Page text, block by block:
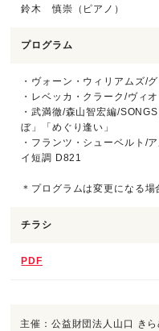
鈴木 慎崇（ピアノ）
プログラム
・ヴォーン・ウィリアムズ/
・レベッカ・クラーク/ヴィ
・武満徹/森山智宏編/
ぼ」「めぐり逢い」
・フランツ・シューベルト/
イ短調 D821
＊プログラムは変更になる場
チラシ
PDF
主催：公益財団法人山口 き